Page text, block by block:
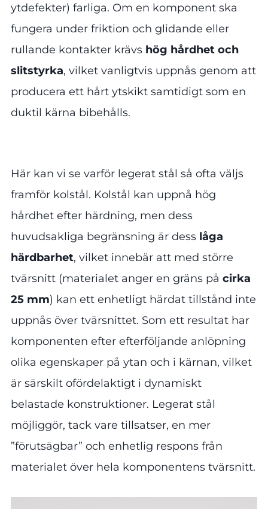
ytdefekter) farliga. Om en komponent ska
fungera under friktion och glidande eller
rullande kontakter krävs hög hårdhet och
slitstyrka, vilket vanligtvis uppnås genom att
producera ett hårt ytskikt samtidigt som en
duktil kärna bibehålls.
Här kan vi se varför legerat stål så ofta väljs
framför kolstål. Kolstål kan uppnå hög
hårdhet efter härdning, men dess
huvudsakliga begränsning är dess låga
härdbarhet, vilket innebär att med större
tvärsnitt (materialet anger en gräns på cirka
25 mm) kan ett enhetligt härdat tillstånd inte
uppnås över tvärsnittet. Som ett resultat har
komponenten efter efterföljande anlöpning
olika egenskaper på ytan och i kärnan, vilket
är särskilt ofördelaktigt i dynamiskt
belastade konstruktioner. Legerat stål
möjliggör, tack vare tillsatser, en mer
”förutsägbar” och enhetlig respons från
materialet över hela komponentens tvärsnitt.